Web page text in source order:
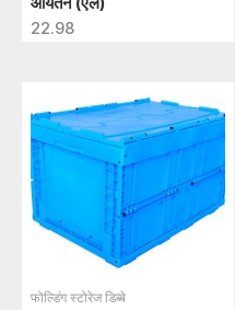
22.98
फोल्डिंग स्टोरेज डिब्बे